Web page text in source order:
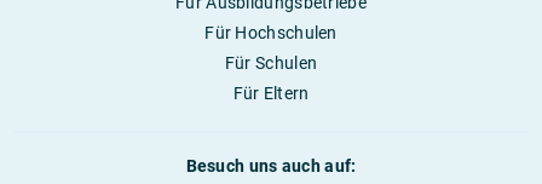
Für Hochschulen
Für Schulen
Für Eltern
Besuch uns auch auf: